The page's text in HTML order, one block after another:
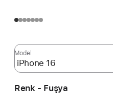
Model
Renk - Fuşya